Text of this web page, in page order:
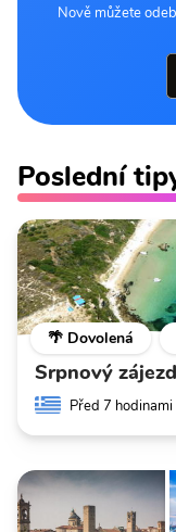
Nově můžete
Poslední
🌴 Dovolená
Srpnový
Před 7 hodinami